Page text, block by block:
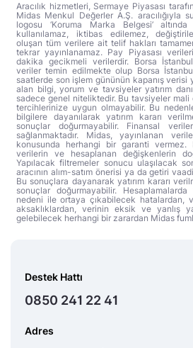
Aracılık hizmetleri, Sermaye Piyasası
Midas Menkul Değerler A.Ş. aracılığıyla
logosu ‘Koruma Marka Belgesi’
kullanılamaz, iktibas edilemez,
oluşan tüm verilere ait telif hakları
tekrar yayınlanamaz. Pay Piyasası
dakika gecikmeli verilerdir. Borsa
veriler temin edilmekte olup Borsa
saatlerde son işlem gününün kapanış verisi
alan bilgi, yorum ve tavsiyeler yatırım
sadece genel niteliktedir. Bu tavsiyeler
tercihlerinize uygun olmayabilir. Bu
bilgilere dayanılarak yatırım kararı
sonuçlar doğurmayabilir. Finansal
sağlanmaktadır. Midas, yayınlanan
konusunda herhangi bir garanti vermez.
verilerin ve hesaplanan değişkenlerin
Yapılacak filtremeler sonucu ulaşılacak
aracının alım-satım önerisi ya da getiri
Bu sonuçlara dayanarak yatırım kararı
sonuçlar doğurmayabilir. Hesaplamalarda
nedeni ile ortaya çıkabilecek hatalardan,
aksaklıklardan, verinin eksik ve yanlış
gelebilecek herhangi bir zarardan Midas
Destek Hattı
0850 241 22 41
Adres